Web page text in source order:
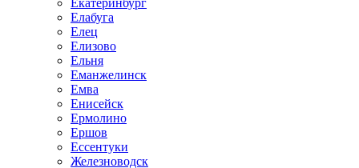
Екатеринбург
Елабуга
Елец
Елизово
Ельня
Еманжелинск
Емва
Енисейск
Ермолино
Ершов
Ессентуки
Железноводск